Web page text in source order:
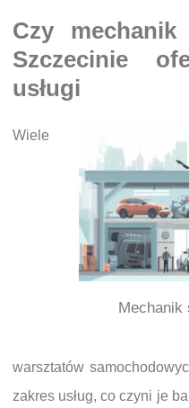
Czy
Szczecinie
usługi
Mechanik
Wiele
warsztatów
zakres usług, co czyni je